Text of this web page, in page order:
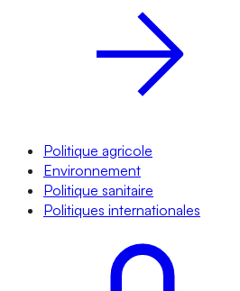
Politique agricole
Environnement
Politique sanitaire
Politiques internationales